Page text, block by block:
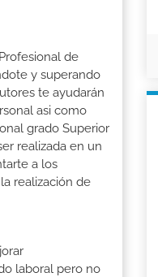
de
y superando
te ayudarán
asi como
grado Superior
realizada en un
a los
realización de
laboral pero no